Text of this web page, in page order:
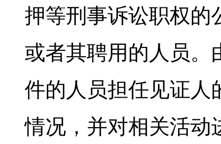
押等刑事诉讼职权的
或者其聘用的人员。
件的人员担任见证人
情况，并对相关活动